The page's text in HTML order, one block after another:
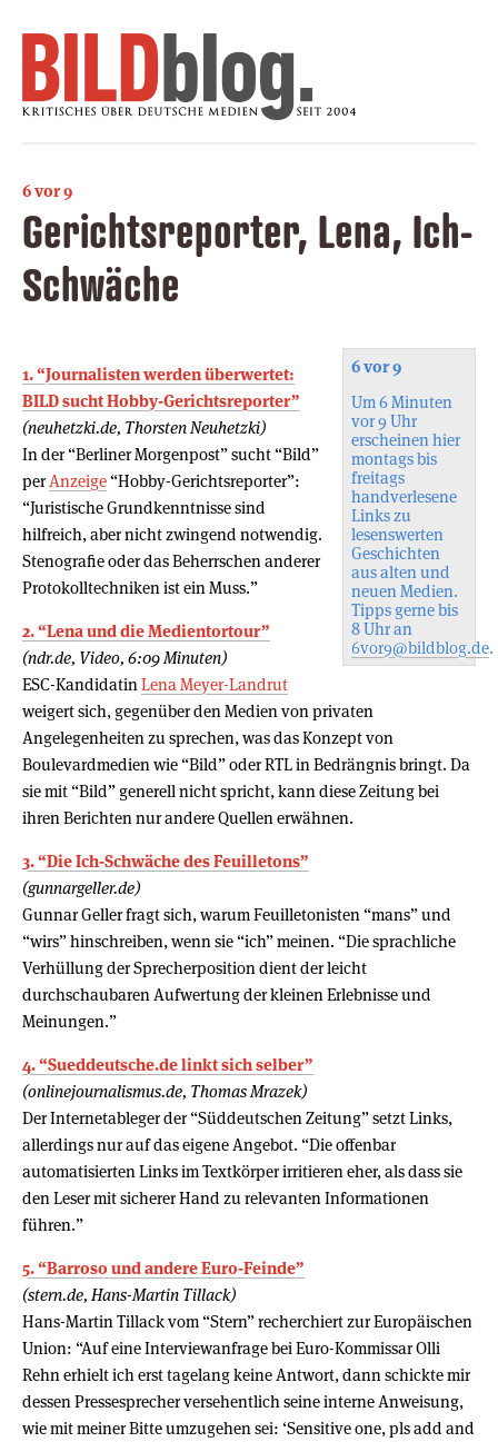
6 vor 9
Gerichtsreporter, Lena, Ich-
Schwäche
6 vor 9
Um 6 Minuten
vor 9 Uhr
erscheinen hier
montags bis
freitags
handverlesene
Links zu
lesenswerten
Geschichten
aus alten und
neuen Medien.
Tipps gerne bis
8 Uhr an
6vor9@bildblog.de.
1. “Journalisten werden überwertet:
BILD sucht Hobby-Gerichtsreporter”
(neuhetzki.de, Thorsten Neuhetzki)
In der “Berliner Morgenpost” sucht “Bild”
perAnzeige “Hobby-Gerichtsreporter”:
“Juristische Grundkenntnisse sind
hilfreich, aber nicht zwingend notwendig.
Stenografie oder das Beherrschen anderer
Protokolltechniken ist ein Muss.”
2. “Lena und die Medientortour”
(ndr.de, Video, 6:09 Minuten)
ESC-Kandidatin Lena Meyer-Landrut
weigert sich, gegenüber den Medien von privaten
Angelegenheiten zu sprechen, was das Konzept von
Boulevardmedien wie “Bild” oder RTL in Bedrängnis bringt. Da
sie mit “Bild” generell nicht spricht, kann diese Zeitung bei
ihren Berichten nur andere Quellen erwähnen.
3. “Die Ich-Schwäche des Feuilletons”
(gunnargeller.de)
Gunnar Geller fragt sich, warum Feuilletonisten “mans” und
“wirs” hinschreiben, wenn sie “ich” meinen. “Die sprachliche
Verhüllung der Sprecherposition dient der leicht
durchschaubaren Aufwertung der kleinen Erlebnisse und
Meinungen.”
4. “Sueddeutsche.de linkt sich selber”
(onlinejournalismus.de, Thomas Mrazek)
Der Internetableger der “Süddeutschen Zeitung” setzt Links,
allerdings nur auf das eigene Angebot. “Die offenbar
automatisierten Links im Textkörper irritieren eher, als dass sie
den Leser mit sicherer Hand zu relevanten Informationen
führen.”
5. “Barroso und andere Euro-Feinde”
(stern.de, Hans-Martin Tillack)
Hans-Martin Tillack vom “Stern” recherchiert zur Europäischen
Union: “Auf eine Interviewanfrage bei Euro-Kommissar Olli
Rehn erhielt ich erst tagelang keine Antwort, dann schickte mir
dessen Pressesprecher versehentlich seine interne Anweisung,
wie mit meiner Bitte umzugehen sei: ‘Sensitive one, pls add and